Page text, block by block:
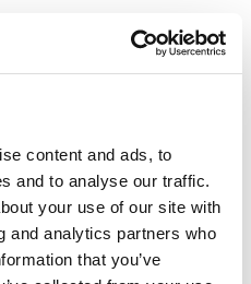
content and ads, to
and to analyse our traffic.
your use of our site with
and analytics partners who
that you’ve